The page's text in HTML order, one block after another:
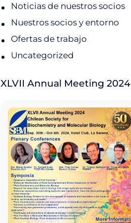
Noticias de nuestros socios
Nuestros socios y entorno
Ofertas de trabajo
Uncategorized
XLVII Annual Meeting 2024